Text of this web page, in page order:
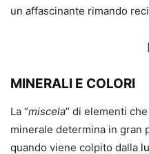
un affascinante rimando
MINERALI E COLORI
La “miscela” di elementi
minerale determina in gran
quando viene colpito dalla